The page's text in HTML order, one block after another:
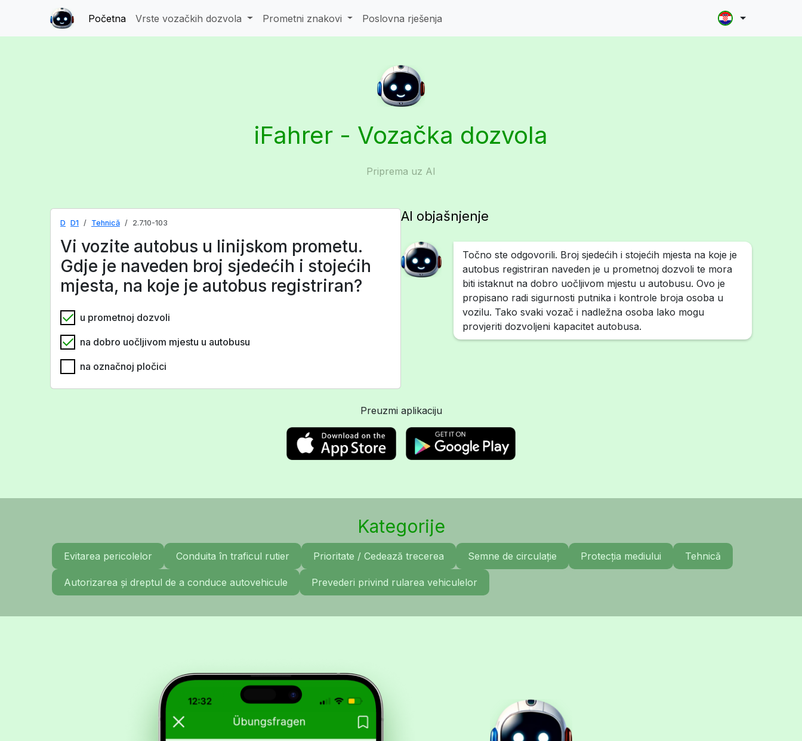
Početna Vrste vozačkih dozvola Prometni znakovi Poslovna rješenja
iFahrer - Vozačka dozvola
Priprema uz AI
D D1 Tehnică 2.7.10-103
Vi vozite autobus u linijskom prometu.
Gdje je naveden broj sjedećih i stojećih
mjesta, na koje je autobus registriran?
u prometnoj dozvoli
na dobro uočljivom mjestu u autobusu
na označnoj pločici
AI objašnjenje
Točno ste odgovorili. Broj sjedećih i stojećih mjesta na koje je
autobus registriran naveden je u prometnoj dozvoli te mora
biti istaknut na dobro uočljivom mjestu u autobusu. Ovo je
propisano radi sigurnosti putnika i kontrole broja osoba u
vozilu. Tako svaki vozač i nadležna osoba lako mogu
provjeriti dozvoljeni kapacitet autobusa.
Preuzmi aplikaciju
Kategorije
Evitarea pericolelor Conduita în traficul rutier Prioritate / Cedează trecerea Semne de circulație Protecția mediului Tehnică
Autorizarea și dreptul de a conduce autovehicule Prevederi privind rularea vehiculelor